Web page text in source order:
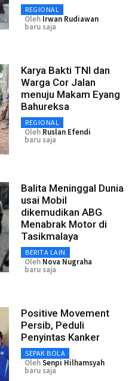
REGIONAL
Oleh Irwan Rudiawan
baru saja
Karya Bakti TNI dan
Warga Cor Jalan
menuju Makam Eyang
Bahureksa
REGIONAL
Oleh Ruslan Efendi
baru saja
Balita Meninggal Dunia
usai Mobil
dikemudikan ABG
Menabrak Motor di
Tasikmalaya
BERITA LAIN
Oleh Nova Nugraha
baru saja
Positive Movement
Persib, Peduli
Penyintas Kanker
SEPAK BOLA
OlehSenpi Hilhamsyah
baru saja